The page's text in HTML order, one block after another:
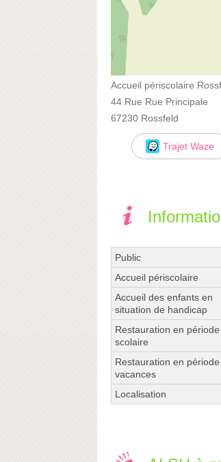
Accueil périscolaire
44 Rue Rue Principale
67230 Rossfeld
Trajet Waze
Public
Accueil périscolaire
Accueil des enfants en
situation de handicap
Restauration en période
scolaire
Restauration en période
vacances
Localisation